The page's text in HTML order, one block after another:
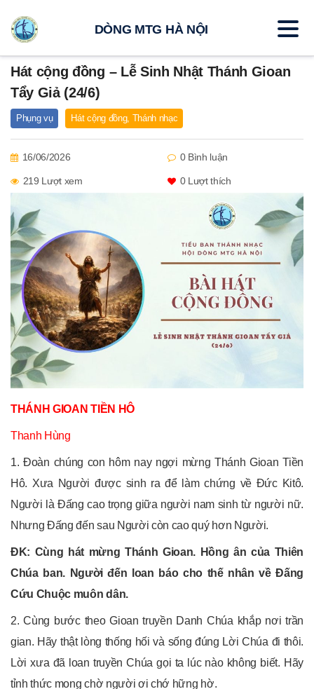
Hát cộng đồng – Lễ Sinh Nhật Thánh Gioan
Tẩy Giả (24/6)
Phụng vụ Hát cộng đồng, Thánh nhạc
16/06/2026 0 Bình luận
219 Lượt xem 0Lượt thích
THÁNH GIOAN TIỀN HÔ
Thanh Hùng
1. Đoàn chúng con hôm nay ngợi mừng Thánh Gioan Tiền
Hô. Xưa Người được sinh ra để làm chứng về Đức Kitô.
Người là Đấng cao trọng giữa người nam sinh từ người nữ.
Nhưng Đấng đến sau Người còn cao quý hơn Người.
ĐK: Cùng hát mừng Thánh Gioan. Hồng ân của Thiên
Chúa ban. Người đến loan báo cho thế nhân về Đấng
Cứu Chuộc muôn dân.
2. Cùng bước theo Gioan truyền Danh Chúa khắp nơi trần
gian. Hãy thật lòng thống hối và sống đúng Lời Chúa đi thôi.
Lời xưa đã loan truyền Chúa gọi ta lúc nào không biết. Hãy
tỉnh thức mong chờ người ơi chớ hững hờ.
DÒNG MTG HÀ NỘI